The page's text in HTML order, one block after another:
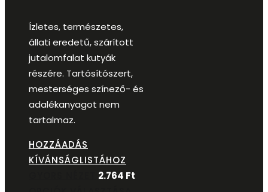
Ízletes, természetes,
állati eredetű, szárított
jutalomfalat kutyák
részére. Tartósítószert,
mesterséges színező- és
adalékanyagot nem
tartalmaz.
HOZZÁADÁS
KÍVÁNSÁGLISTÁHOZ
2.764 Ft